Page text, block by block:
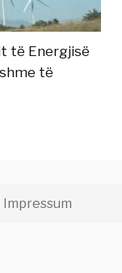
të Energjisë
të
Impressum